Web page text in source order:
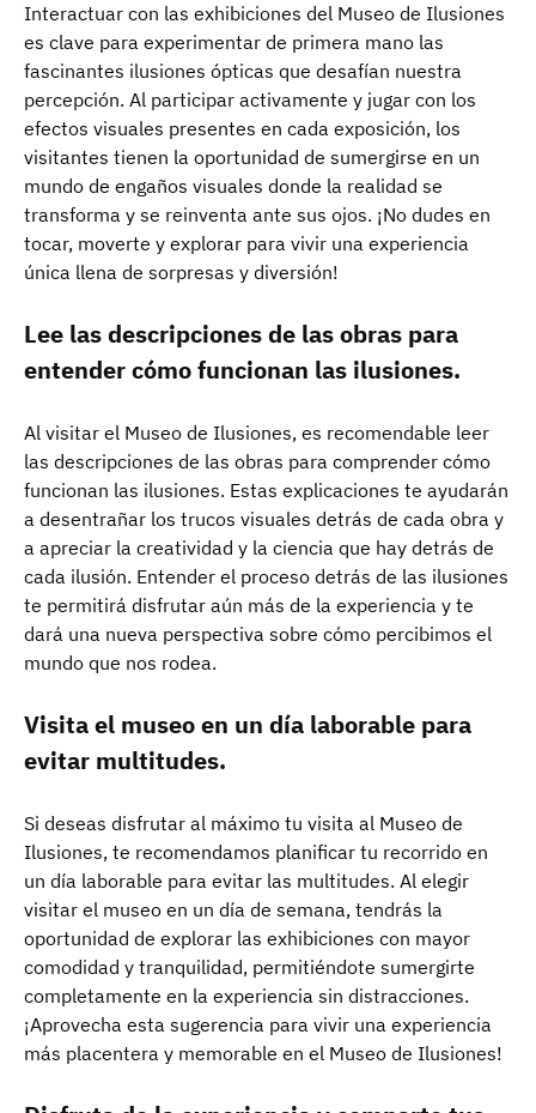
Interactuar con las exhibiciones del Museo de Ilusiones
es clave para experimentar de primera mano las
fascinantes ilusiones ópticas que desafían nuestra
percepción. Al participar activamente y jugar con los
efectos visuales presentes en cada exposición, los
visitantes tienen la oportunidad de sumergirse en un
mundo de engaños visuales donde la realidad se
transforma y se reinventa ante sus ojos. ¡No dudes en
tocar, moverte y explorar para vivir una experiencia
única llena de sorpresas y diversión!
Lee las descripciones de las obras para
entender cómo funcionan las ilusiones.
Al visitar el Museo de Ilusiones, es recomendable leer
las descripciones de las obras para comprender cómo
funcionan las ilusiones. Estas explicaciones te ayudarán
a desentrañar los trucos visuales detrás de cada obra y
a apreciar la creatividad y la ciencia que hay detrás de
cada ilusión. Entender el proceso detrás de las ilusiones
te permitirá disfrutar aún más de la experiencia y te
dará una nueva perspectiva sobre cómo percibimos el
mundo que nos rodea.
Visita el museo en un día laborable para
evitar multitudes.
Si deseas disfrutar al máximo tu visita al Museo de
Ilusiones, te recomendamos planificar tu recorrido en
un día laborable para evitar las multitudes. Al elegir
visitar el museo en un día de semana, tendrás la
oportunidad de explorar las exhibiciones con mayor
comodidad y tranquilidad, permitiéndote sumergirte
completamente en la experiencia sin distracciones.
¡Aprovecha esta sugerencia para vivir una experiencia
más placentera y memorable en el Museo de Ilusiones!